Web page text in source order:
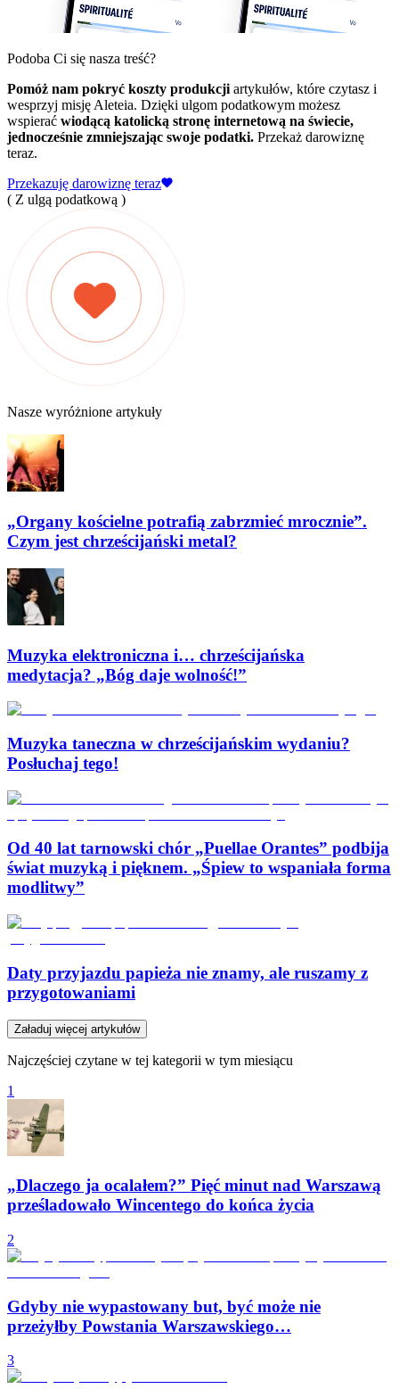
Podoba Ci się nasza treść?
Pomóż nam pokryć koszty produkcji artykułów, które czytasz i
wesprzyj misję Aleteia. Dzięki ulgom podatkowym możesz
wspierać wiodącą katolicką stronę internetową na świecie,
jednocześnie zmniejszając swoje podatki. Przekaż darowiznę
teraz.
Przekazuję darowiznę teraz
( Z ulgą podatkową )
Nasze wyróżnione artykuły
„Organy kościelne potrafią zabrzmieć mrocznie”.
Czym jest chrześcijański metal?
Muzyka elektroniczna i… chrześcijańska
medytacja? „Bóg daje wolność!”
Muzyka taneczna w chrześcijańskim wydaniu?
Posłuchaj tego!
Od 40 lat tarnowski chór „Puellae Orantes” podbija
świat muzyką i pięknem. „Śpiew to wspaniała forma
modlitwy”
Daty przyjazdu papieża nie znamy, ale ruszamy z
przygotowaniami
Załaduj więcej artykułów
Najczęściej czytane w tej kategorii w tym miesiącu
1
„Dlaczego ja ocalałem?” Pięć minut nad Warszawą
prześladowało Wincentego do końca życia
2
Gdyby nie wypastowany but, być może nie
przeżyłby Powstania Warszawskiego…
3